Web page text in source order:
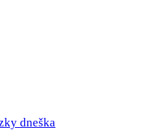
dneška